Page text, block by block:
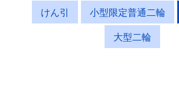
けん引 小型限定普通二輪
大型二輪